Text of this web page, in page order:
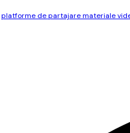
platforme de partajare materiale